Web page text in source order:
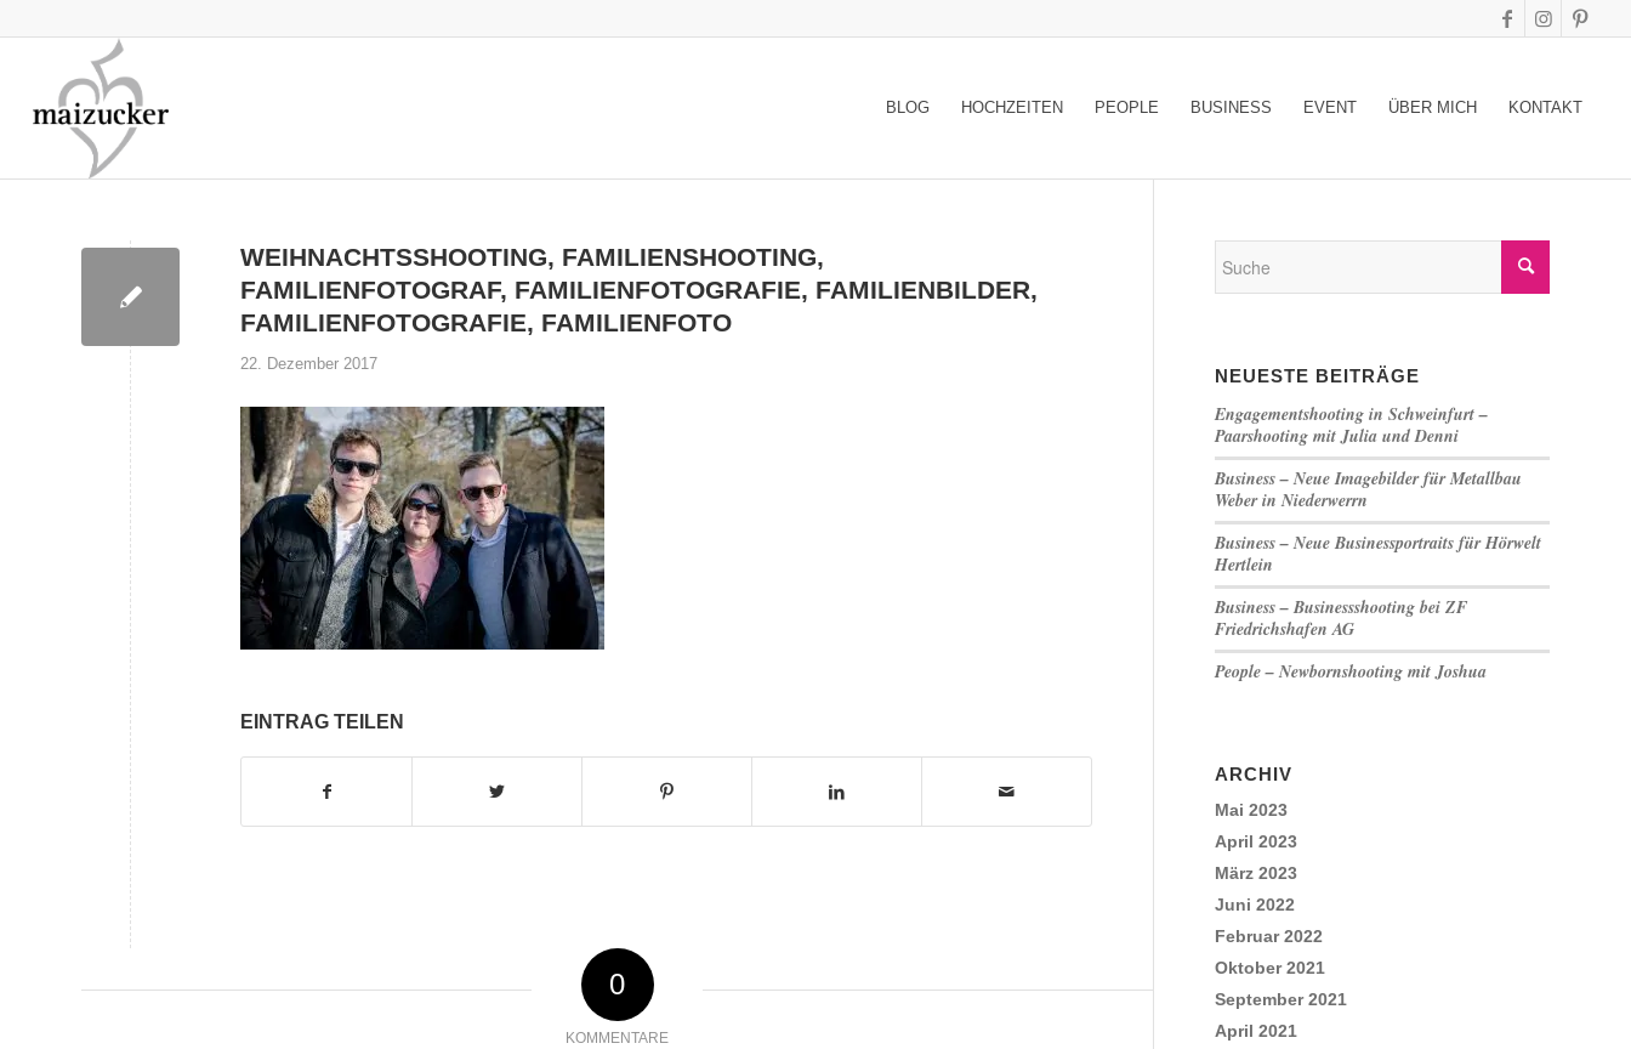
BLOG HOCHZEITEN PEOPLE BUSINESS EVENT ÜBER MICH KONTAKT
WEIHNACHTSSHOOTING, FAMILIENSHOOTING,
FAMILIENFOTOGRAF, FAMILIENFOTOGRAFIE, FAMILIENBILDER,
FAMILIENFOTOGRAFIE, FAMILIENFOTO
22. Dezember 2017
EINTRAG TEILEN
0
KOMMENTARE
NEUESTE BEITRÄGE
Engagementshooting in Schweinfurt –
Paarshooting mit Julia und Denni
Business – Neue Imagebilder für Metallbau
Weber in Niederwerrn
Business – Neue Businessportraits für Hörwelt
Hertlein
Business – Businessshooting bei ZF
Friedrichshafen AG
People – Newbornshooting mit Joshua
ARCHIV
Mai 2023
April 2023
März 2023
Juni 2022
Februar 2022
Oktober 2021
September 2021
April 2021